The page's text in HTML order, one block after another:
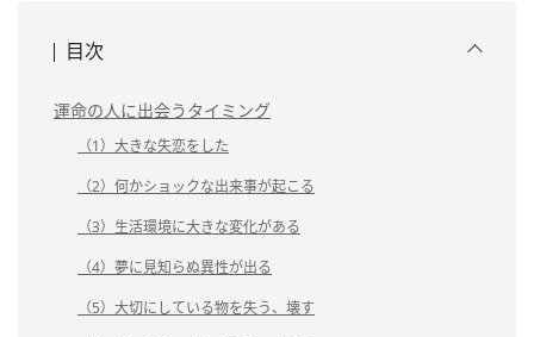
目次
運命の人に出会うタイミング
（1）大きな失恋をした
（2）何かショックな出来事が起こる
（3）生活環境に大きな変化がある
（4）夢に見知らぬ異性が出る
（5）大切にしている物を失う、壊す